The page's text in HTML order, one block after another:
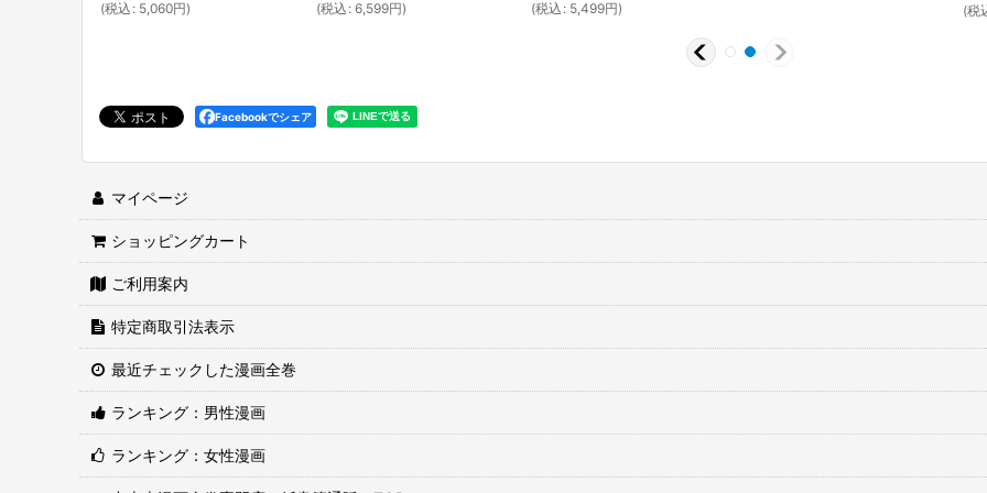
(税込 : 5,060円)
(税込 : 6,599円)
(税込 : 5,499円)
(税
Facebookでシェア
マイページ
ショッピングカート
ご利用案内
特定商取引法表示
最近チェックした漫画全巻
ランキング：男性漫画
ランキング：女性漫画